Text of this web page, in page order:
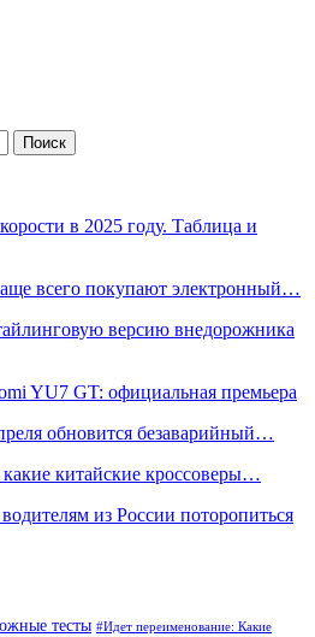
в 2025 году. Таблица и
всего покупают электронный…
версию внедорожника
YU7 GT: официальная премьера
обновится безаварийный…
китайские кроссоверы…
из России поторопиться
тесты #Идет переименование: Какие